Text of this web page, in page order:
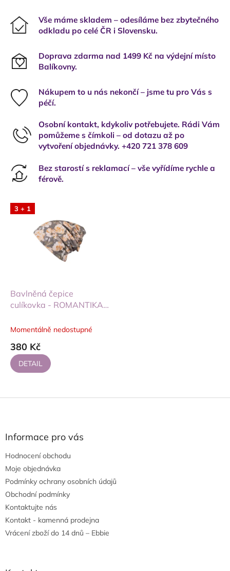
Vše máme skladem – odesíláme bez zbytečného
odkladu po celé ČR i Slovensku.
Doprava zdarma nad 1499 Kč na výdejní místo
Balíkovny.
Nákupem to u nás nekončí – jsme tu pro Vás s
péčí.
Osobní kontakt, kdykoliv potřebujete. Rádi Vám
pomůžeme s čímkoli – od dotazu až po
vytvoření objednávky. +420 721 378 609
Bez starostí s reklamací – vše vyřídíme rychle a
férově.
3 + 1
Bavlněná čepice
culíkovka - ROMANTIKA
Momentálně nedostupné
380 Kč
DETAIL
Z
Informace pro vás
Hodnocení obchodu
Moje objednávka
Podmínky ochrany osobních údajů
Obchodní podmínky
Kontaktujte nás
Kontakt - kamenná prodejna
Vrácení zboží do 14 dnů – Ebbie